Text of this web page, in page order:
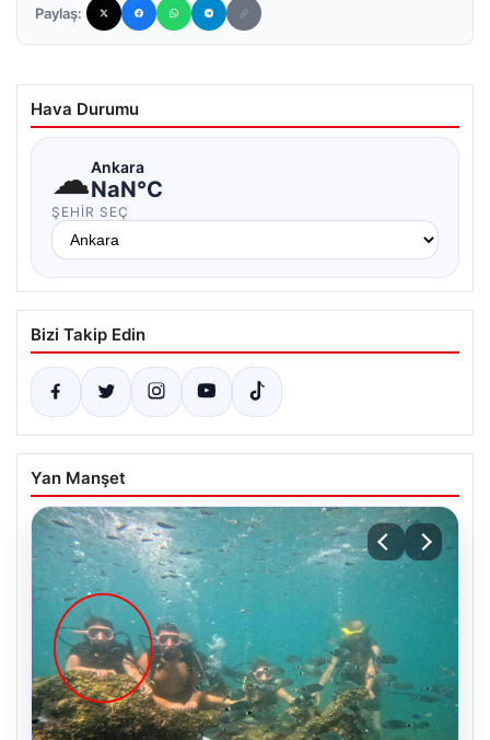
Paylaş:
Hava Durumu
☁Ankara
NaN°C
ŞEHIR SEÇ
Bizi Takip Edin
Yan Manşet